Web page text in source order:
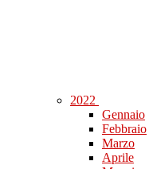
2022
Gennaio
Febbraio
Marzo
Aprile